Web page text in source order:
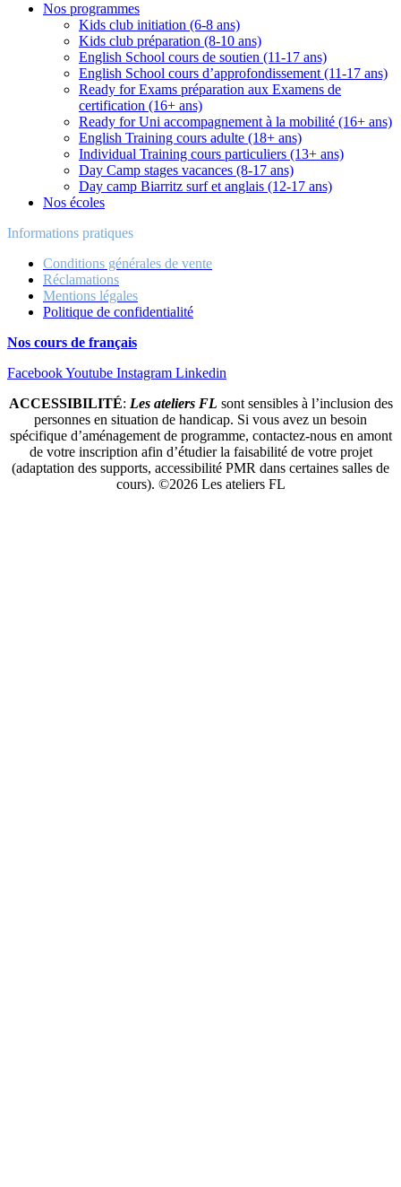
Nos programmes
Kids club initiation (6-8 ans)
Kids club préparation (8-10 ans)
English School cours de soutien (11-17 ans)
English School cours d’approfondissement (11-17 ans)
Ready for Exams préparation aux Examens de
certification (16+ ans)
Ready for Uni accompagnement à la mobilité (16+ ans)
English Training cours adulte (18+ ans)
Individual Training cours particuliers (13+ ans)
Day Camp stages vacances (8-17 ans)
Day camp Biarritz surf et anglais (12-17 ans)
Nos écoles
Informations pratiques
Conditions générales de vente
Réclamations
Mentions légales
Politique de confidentialité
Nos cours de français
FacebookYoutube Instagram Linkedin
ACCESSIBILITÉ: Les ateliers FL sont sensibles à l’inclusion des
personnes en situation de handicap. Si vous avez un besoin
spécifique d’aménagement de programme, contactez-nous en amont
de votre inscription afin d’étudier la faisabilité de votre projet
(adaptation des supports, accessibilité PMR dans certaines salles de
cours). ©2026 Les ateliers FL